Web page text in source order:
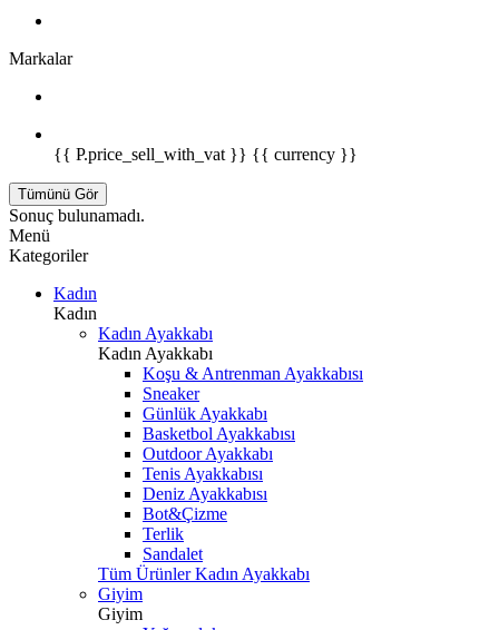
Markalar
{{ P.price_sell_with_vat }} {{ currency }}
Tümünü Gör
Sonuç bulunamadı.
Menü
Kategoriler
Kadın
Kadın
Kadın Ayakkabı
Kadın Ayakkabı
Koşu & Antrenman Ayakkabısı
Sneaker
Günlük Ayakkabı
Basketbol Ayakkabısı
Outdoor Ayakkabı
Tenis Ayakkabısı
Deniz Ayakkabısı
Bot&Çizme
Terlik
Sandalet
Tüm Ürünler Kadın Ayakkabı
Giyim
Giyim